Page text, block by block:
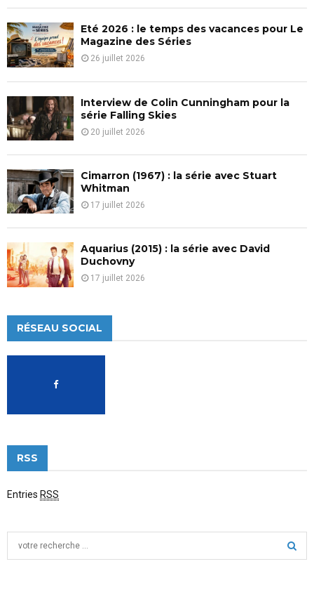
C
H
Eté 2026 : le temps des vacances pour Le
Magazine des Séries
26 juillet 2026
Interview de Colin Cunningham pour la
série Falling Skies
20 juillet 2026
Cimarron (1967) : la série avec Stuart
Whitman
17 juillet 2026
Aquarius (2015) : la série avec David
Duchovny
17 juillet 2026
RÉSEAU SOCIAL
RSS
Entries RSS